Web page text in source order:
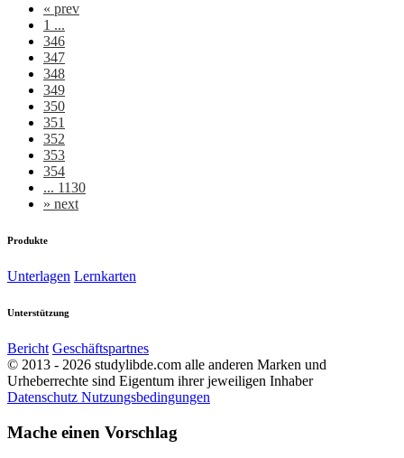
« prev
1 ...
346
347
348
349
350
351
352
353
354
... 1130
» next
Produkte
Unterlagen Lernkarten
Unterstützung
Bericht Geschäftspartnes
© 2013 - 2026 studylibde.com alle anderen Marken und
Urheberrechte sind Eigentum ihrer jeweiligen Inhaber
Datenschutz Nutzungsbedingungen
Mache einen Vorschlag